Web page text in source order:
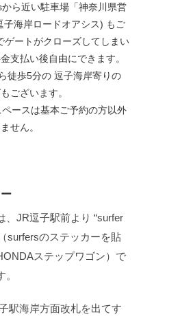
ら近い駐車場「神奈川県営
子海岸ロードオアシス) もご
ゲートがクローズしてしまい
支払い後自由にできます。
徒歩5分の 逗子海岸寄りの
ございます。
ースは基本ご予約の方以外
せん。
、JR逗子駅前より “surfer
surfersのステッカーを貼
ステップワゴン）で
駅海岸方面改札を出てす